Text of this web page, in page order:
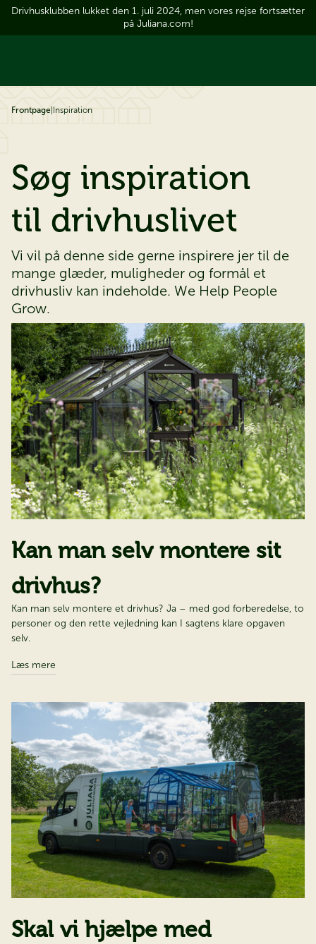
Drivhusklubben lukket den 1. juli 2024, men vores rejse fortsætter
på Juliana.com!
Frontpage Inspiration
Søg inspiration
til drivhuslivet
Vi vil på denne side gerne inspirere jer til de
mange glæder, muligheder og formål et
drivhusliv kan indeholde. We Help People
Grow.
Kan man selv montere sit
drivhus?
Kan man selv montere et drivhus? Ja – med god forberedelse, to
personer og den rette vejledning kan I sagtens klare opgaven
selv.
Læs mere
Skal vi hjælpe med